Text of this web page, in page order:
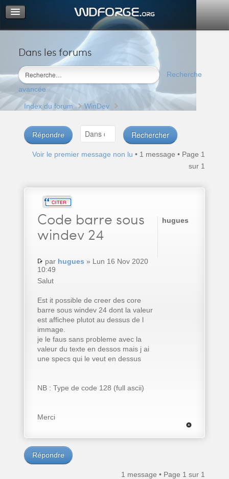
Dans les forums
Recherche
avancée
Portail
Index du forum
M’enregistrer
Connexion
Index du forum WinDev
Répondre
Voir le premier message non lu • 1 message • Page 1
sur 1
Code barre sous
windev 24
par hugues » Lun 16 Nov 2020
10:49
Salut
Est it possible de creer des core
barre sous windev 24 dont la valeur
est affichee plutot au dessus de l
immage.
je le faus sans probleme avec la
valeur du texte en dessos mais j ai
une specs qui le veut en dessus
NB : Type de code 128 (full ascii)
Merci
hugues
Répondre
1 message • Page 1 sur 1